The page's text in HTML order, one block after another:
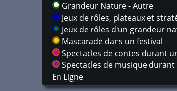
Grandeur Nature - Autre
Jeux de rôles, plateaux et
Jeux de rôles d'un grandeur
Mascarade dans un festival
Spectacles de contes durant
Spectacles de musique durant
En Ligne